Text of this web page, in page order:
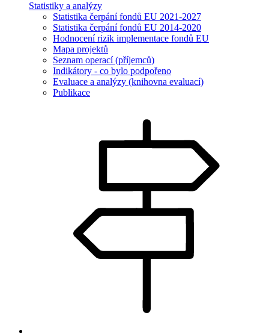
Statistiky a analýzy
Statistika čerpání fondů EU 2021-2027
Statistika čerpání fondů EU 2014-2020
Hodnocení rizik implementace fondů EU
Mapa projektů
Seznam operací (příjemců)
Indikátory - co bylo podpořeno
Evaluace a analýzy (knihovna evaluací)
Publikace